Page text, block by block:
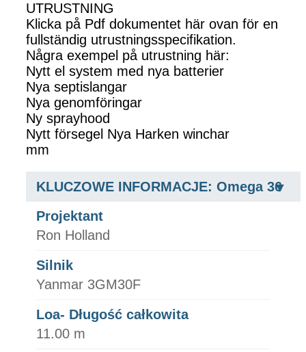
UTRUSTNING
Klicka på Pdf dokumentet här ovan för en
fullständig utrustningsspecifikation.
Några exempel på utrustning här:
Nytt el system med nya batterier
Nya septislangar
Nya genomföringar
Ny sprayhood
Nytt försegel Nya Harken winchar
mm
KLUCZOWE INFORMACJE: Omega 36
Projektant
Ron Holland
Silnik
Yanmar 3GM30F
Loa- Długość całkowita
11.00 m